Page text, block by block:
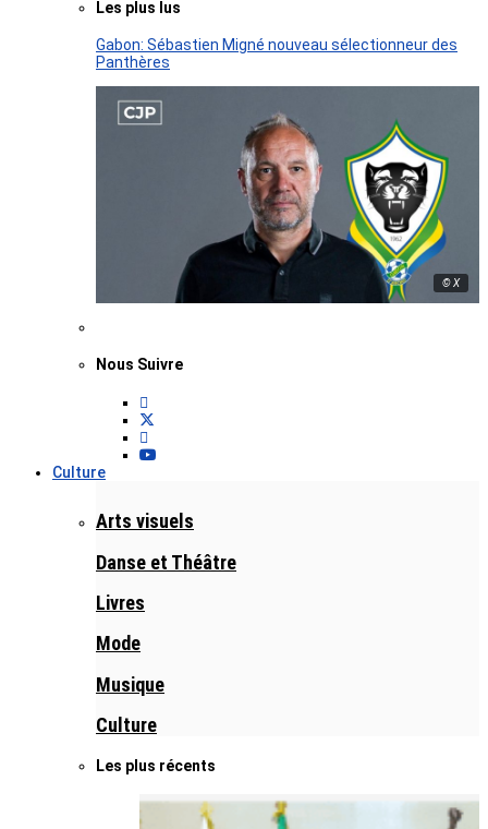
Les plus lus
Gabon: Sébastien Migné nouveau sélectionneur des
Panthères
© X
Nous Suivre
Culture
Arts visuels
Danse et Théâtre
Livres
Mode
Musique
Culture
Les plus récents